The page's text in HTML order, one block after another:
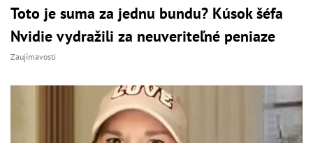
Toto je suma za jednu bundu? Kúsok šéfa
Nvidie vydražili za neuveriteľné peniaze
Zaujímavosti